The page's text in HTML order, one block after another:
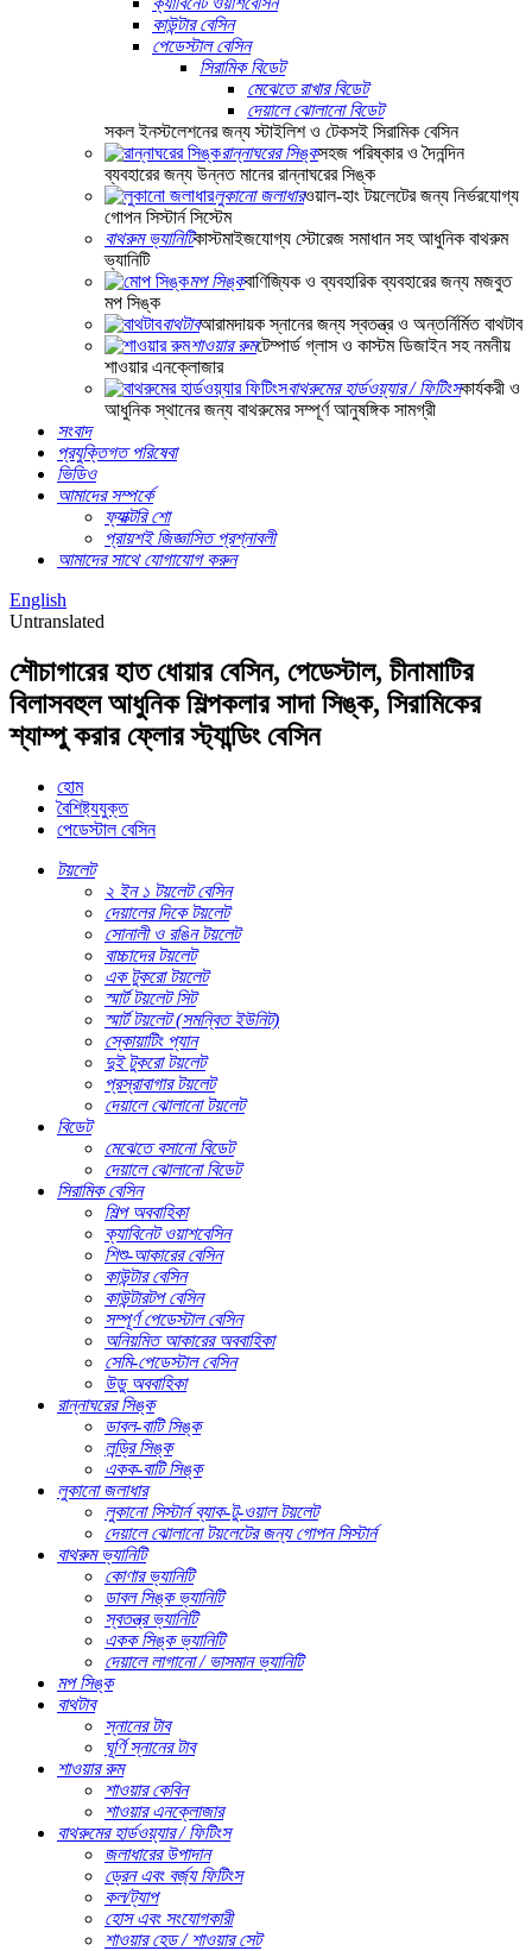
কাউন্টার বেসিন
পেডেস্টাল বেসিন
সিরামিক বিডেট
মেঝেতে রাখার বিডেট
দেয়ালে ঝোলানো বিডেট
সকল ইনস্টলেশনের জন্য স্টাইলিশ ও টেকসই সিরামিক বেসিন
রান্নাঘরের সিঙ্কসহজ পরিষ্কার ও দৈনন্দিন
ব্যবহারের জন্য উন্নত মানের রান্নাঘরের সিঙ্ক
লুকানো জলাধারওয়াল-হাং টয়লেটের জন্য নির্ভরযোগ্য
গোপন সিস্টার্ন সিস্টেম
বাথরুম ভ্যানিটিকাস্টমাইজযোগ্য স্টোরেজ সমাধান সহ আধুনিক বাথরুম
ভ্যানিটি
মপ সিঙ্কবাণিজ্যিক ও ব্যবহারিক ব্যবহারের জন্য মজবুত
মপ সিঙ্ক
বাথটাবআরামদায়ক স্নানের জন্য স্বতন্ত্র ও অন্তর্নির্মিত বাথটাব
শাওয়ার রুমটেম্পার্ড গ্লাস ও কাস্টম ডিজাইন সহ নমনীয়
শাওয়ার এনক্লোজার
বাথরুমের হার্ডওয়্যার / ফিটিংসকার্যকরী ও
আধুনিক স্থানের জন্য বাথরুমের সম্পূর্ণ আনুষঙ্গিক সামগ্রী
সংবাদ
প্রযুক্তিগত পরিষেবা
ভিডিও
আমাদের সম্পর্কে
ফ্যাক্টরি শো
প্রায়শই জিজ্ঞাসিত প্রশ্নাবলী
আমাদের সাথে যোগাযোগ করুন
English
Untranslated
শৌচাগারের হাত ধোয়ার বেসিন, পেডেস্টাল, চীনামাটির
বিলাসবহুল আধুনিক শিল্পকলার সাদা সিঙ্ক, সিরামিকের
শ্যাম্পু করার ফ্লোর স্ট্যান্ডিং বেসিন
হোম
বৈশিষ্ট্যযুক্ত
পেডেস্টাল বেসিন
টয়লেট
২ ইন ১ টয়লেট বেসিন
দেয়ালের দিকে টয়লেট
সোনালী ও রঙিন টয়লেট
বাচ্চাদের টয়লেট
এক টুকরো টয়লেট
স্মার্ট টয়লেট সিট
স্মার্ট টয়লেট (সমন্বিত ইউনিট)
স্কোয়াটিং প্যান
দুই টুকরো টয়লেট
প্রস্রাবাগার টয়লেট
দেয়ালে ঝোলানো টয়লেট
বিডেট
মেঝেতে বসানো বিডেট
দেয়ালে ঝোলানো বিডেট
সিরামিক বেসিন
শিল্প অববাহিকা
ক্যাবিনেট ওয়াশবেসিন
শিশু-আকারের বেসিন
কাউন্টার বেসিন
কাউন্টারটপ বেসিন
সম্পূর্ণ পেডেস্টাল বেসিন
অনিয়মিত আকারের অববাহিকা
সেমি-পেডেস্টাল বেসিন
উডু অববাহিকা
রান্নাঘরের সিঙ্ক
ডাবল-বাটি সিঙ্ক
লন্ড্রি সিঙ্ক
একক-বাটি সিঙ্ক
লুকানো জলাধার
লুকানো সিস্টার্ন ব্যাক-টু-ওয়াল টয়লেট
দেয়ালে ঝোলানো টয়লেটের জন্য গোপন সিস্টার্ন
বাথরুম ভ্যানিটি
কোণার ভ্যানিটি
ডাবল সিঙ্ক ভ্যানিটি
স্বতন্ত্র ভ্যানিটি
একক সিঙ্ক ভ্যানিটি
দেয়ালে লাগানো / ভাসমান ভ্যানিটি
মপ সিঙ্ক
বাথটাব
স্নানের টাব
ঘূর্ণি স্নানের টাব
শাওয়ার রুম
শাওয়ার কেবিন
শাওয়ার এনক্লোজার
বাথরুমের হার্ডওয়্যার / ফিটিংস
জলাধারের উপাদান
ড্রেন এবং বর্জ্য ফিটিংস
কল/ট্যাপ
হোস এবং সংযোগকারী
শাওয়ার হেড / শাওয়ার সেট